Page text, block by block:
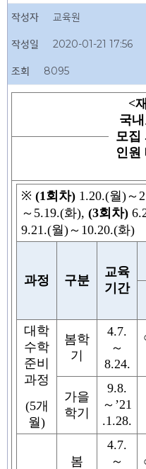
작성자 교육원
작성일 2020-01-21 17:56
조회 8095
<
국
모집
인원
※ (1회차) 1.20.(월)～
～ 5.19.(화), (3회차)
9.21.(월)～ 10.20.(화)
과정 구분
교육
기간
대학
수학
준비
과정
(5개
월)
봄학
기
4.7.
～
8.24.
가을
학기
9.8.
～ ’21
.1.28.
봄
4.7.
～